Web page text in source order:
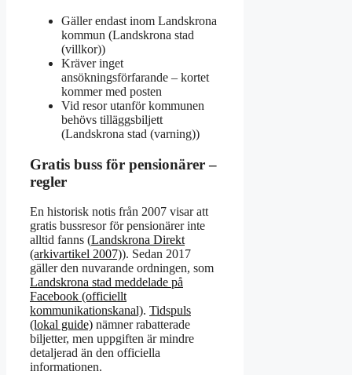
Gäller endast inom Landskrona
kommun (Landskrona stad
(villkor))
Kräver inget
ansökningsförfarande – kortet
kommer med posten
Vid resor utanför kommunen
behövs tilläggsbiljett
(Landskrona stad (varning))
Gratis buss för pensionärer –
regler
En historisk notis från 2007 visar att
gratis bussresor för pensionärer inte
alltid fanns (Landskrona Direkt
(arkivartikel 2007)). Sedan 2017
gäller den nuvarande ordningen, som
Landskrona stad meddelade på
Facebook (officiellt
kommunikationskanal). Tidspuls
(lokal guide) nämner rabatterade
biljetter, men uppgiften är mindre
detaljerad än den officiella
informationen.